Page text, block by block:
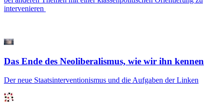
intervenieren
Das Ende des Neoliberalismus, wie wir ihn kennen
Der neue Staatsinterventionismus und die Aufgaben der Linken